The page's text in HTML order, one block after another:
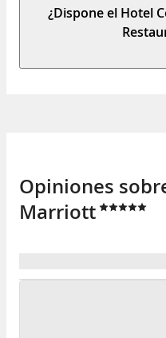
¿Dispone el Hotel
Opiniones
Marriott